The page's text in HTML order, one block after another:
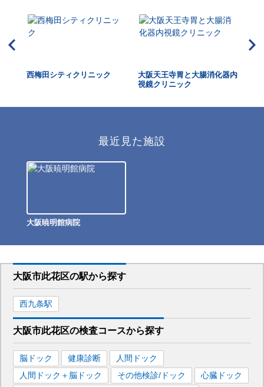
西梅田シティクリニック
大阪天王寺胃と大腸消化器内
視鏡クリニック
最近見た施設
大阪暁明館病院
大阪市此花区の駅から探す
西九条駅
大阪市此花区の検査コースから探す
脳ドック 健康診断
人間ドック
人間ドック＋脳ドック
その他検診/ドック
心臓ドック